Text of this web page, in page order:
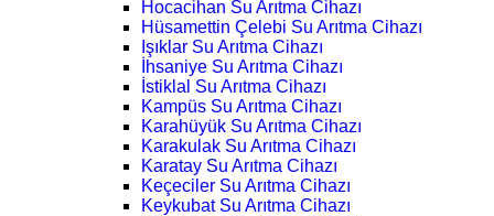
Hocacihan Su Arıtma Cihazı
Hüsamettin Çelebi Su Arıtma Cihazı
Işıklar Su Arıtma Cihazı
İhsaniye Su Arıtma Cihazı
İstiklal Su Arıtma Cihazı
Kampüs Su Arıtma Cihazı
Karahüyük Su Arıtma Cihazı
Karakulak Su Arıtma Cihazı
Karatay Su Arıtma Cihazı
Keçeciler Su Arıtma Cihazı
Keykubat Su Arıtma Cihazı